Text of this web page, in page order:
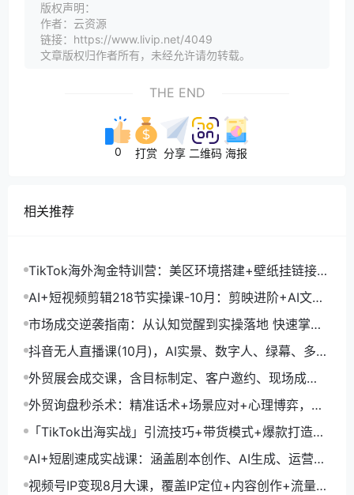
版权声明：
作者：云资源
链接：https://www.livip.net/4049
文章版权归作者所有，未经允许请勿转载。
THE END
0 打赏 分享 二维码 海报
相关推荐
TikTok海外淘金特训营：美区环境搭建+壁纸挂链接
+剪映数字人，月入1.5万
AI+短视频剪辑218节实操课-10月：剪映进阶+AI文案
生成+账号运营，月入2万
市场成交逆袭指南：从认知觉醒到实操落地 快速掌握
市场开拓与成交核心能力
抖音无人直播课(10月)，AI实景、数字人、绿幕、多种
玩法、24小时自动盈利
外贸展会成交课，含目标制定、客户邀约、现场成
交，系统化SOP提升参展ROI
外贸询盘秒杀术：精准话术+场景应对+心理博弈，单
月询盘转化率提升200%
「TikTok出海实战」引流技巧+带货模式+爆款打造，
单月变现10万+秘籍
AI+短剧速成实战课：涵盖剧本创作、AI生成、运营变
现，单部剧收益破万
视频号IP变现8月大课，覆盖IP定位+内容创作+流量获